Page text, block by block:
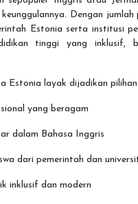
Dengan jumlah
Estonia serta institusi
tinggi yang inklusif,
Estonia layak dijadikan pilihan:
yang beragam
dalam Bahasa Inggris
dari pemerintah dan
inklusif dan modern